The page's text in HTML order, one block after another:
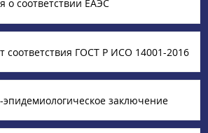
о соответствии ЕАЭС
соответствия ГОСТ Р ИСО 14001-2016
заключение